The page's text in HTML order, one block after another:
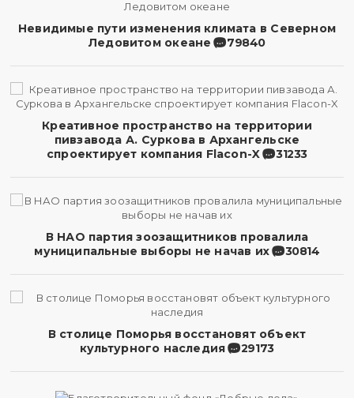
Невидимые пути изменения климата в Северном
Ледовитом океане
79840
Креативное пространство на территории
пивзавода А. Суркова в Архангельске
спроектирует компания Flacon-X
31233
В НАО партия зоозащитников провалила
муниципальные выборы не начав их
30814
В столице Поморья восстановят объект
культурного наследия
29173